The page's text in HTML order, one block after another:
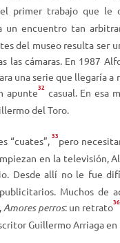
primer trabajo que le
un encuentro tan
del museo resulta ser
las cámaras. En 1987
una serie que llegaría a
apunte32casual. En esa
del Toro.
“cuates”,33pero
en la televisión,
Desde allí no le fue
Muchos de
Amores perros: un retrato36
Guillermo Arriaga en